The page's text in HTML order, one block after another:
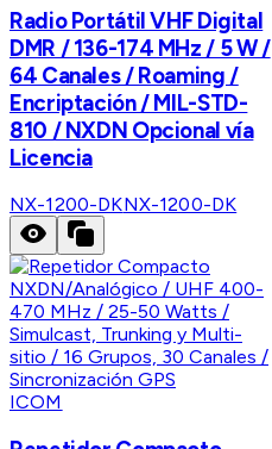
Radio Portátil VHF Digital
DMR / 136-174 MHz / 5 W /
64 Canales / Roaming /
Encriptación / MIL-STD-
810 / NXDN Opcional vía
Licencia
NX-1200-DKNX-1200-DK
ICOM